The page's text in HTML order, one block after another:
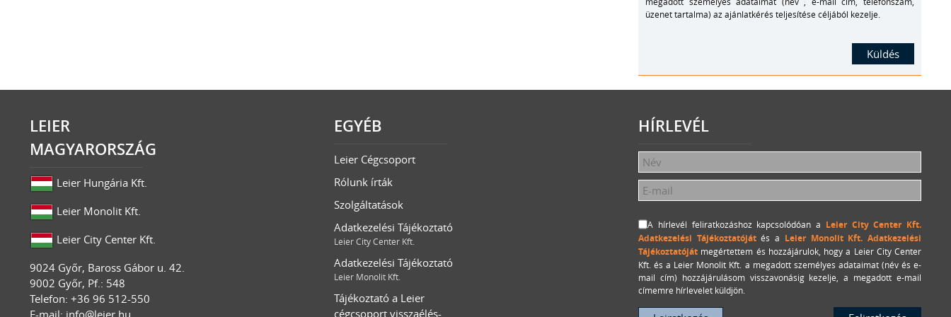
üzenet tartalma) az ajánlatkérés teljesítése céljából kezelje.
LEIER
MAGYARORSZÁG
Leier Hungária Kft.
Leier Monolit Kft.
Leier City Center Kft.
9024 Győr, Baross Gábor u. 42.
9002 Győr, Pf.: 548
Telefon: +36 96 512-550
E-mail: info@leier.hu
EGYÉB
Leier Cégcsoport
Rólunk írták
Szolgáltatások
Adatkezelési Tájékoztató
Leier City Center Kft.
Adatkezelési Tájékoztató
Leier Monolit Kft.
Tájékoztató a Leier
cégcsoport visszaélés-
HÍRLEVÉL
A hírlevél feliratkozáshoz kapcsolódóan a Leier City Center Kft.
Adatkezelési Tájékoztatójátés a Leier Monolit Kft. Adatkezelési
Tájékoztatóját megértettem és hozzájárulok, hogy a Leier City Center
Kft. és a Leier Monolit Kft. a megadott személyes adataimat (név és e-
mail cím) hozzájárulásom visszavonásig kezelje, a megadott e-mail
címemre hírlevelet küldjön.